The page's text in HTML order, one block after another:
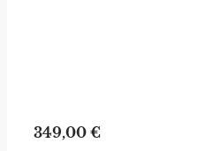
349,00 €